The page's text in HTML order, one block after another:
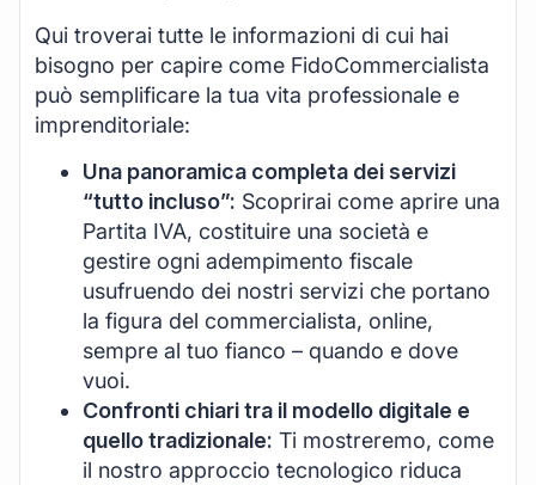
Qui troverai tutte le informazioni di cui hai
bisogno per capire come FidoCommercialista
può semplificare la tua vita professionale e
imprenditoriale:
Una panoramica completa dei servizi
“tutto incluso”: Scoprirai come aprire una
Partita IVA, costituire una società e
gestire ogni adempimento fiscale
usufruendo dei nostri servizi che portano
la figura del commercialista, online,
sempre al tuo fianco – quando e dove
vuoi.
Confronti chiari tra il modello digitale e
quello tradizionale: Ti mostreremo, come
il nostro approccio tecnologico riduca